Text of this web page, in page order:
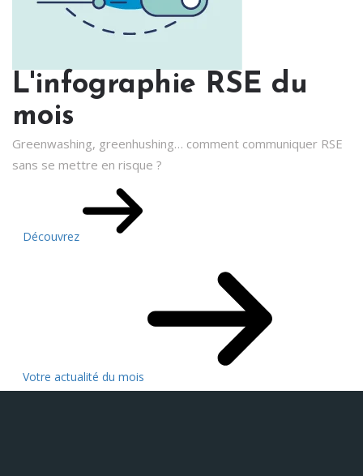
L'infographie RSE du
mois
Greenwashing, greenhushing… comment communiquer RSE
sans se mettre en risque ?
Découvrez
Votre actualité du mois